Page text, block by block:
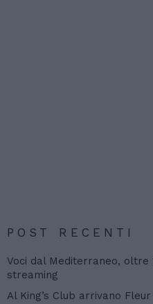
POST RECENTI
Voci dal Mediterraneo, oltre
streaming
Al King’s Club arrivano